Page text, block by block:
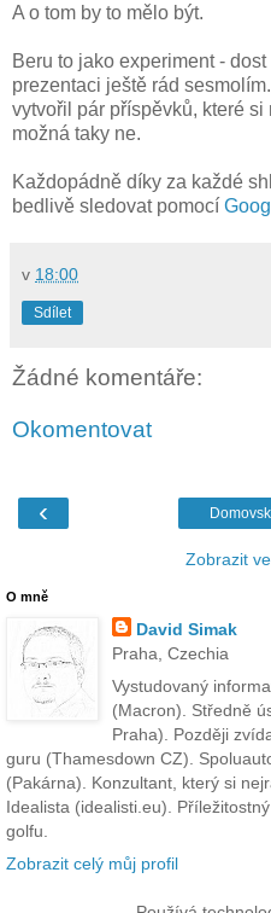
A o tom by to mělo být.
Beru to jako experiment -
prezentaci ještě rád
vytvořil pár příspěvků, které
možná taky ne.
Každopádně díky za každé
bedlivě sledovat pomocí
v 18:00
Sdílet
Žádné komentáře:
Okomentovat
‹
Zobrazit
O mně
David Simak
Praha, Czechia
Vystudovaný
(Macron). Středně
Praha). Později
guru (Thamesdown CZ).
(Pakárna). Konzultant, který si
Idealista (idealisti.eu).
golfu.
Zobrazit celý můj profil